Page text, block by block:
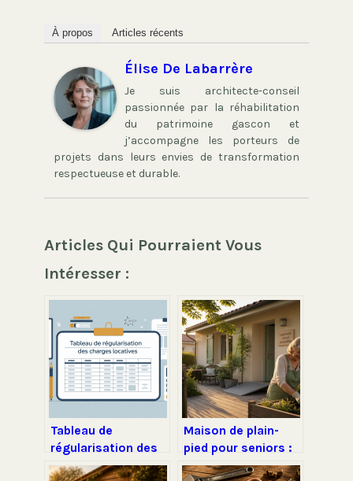
À propos Articles récents
Élise De Labarrère
Je suis architecte-conseil
passionnée par la réhabilitation
du patrimoine gascon et
j’accompagne les porteurs de
projets dans leurs envies de transformation
respectueuse et durable.
Articles Qui Pourraient Vous
Intéresser :
Tableau de
régularisation des
charges locatives
Maison de plain-
pied pour seniors :
35 à 100 m² pour